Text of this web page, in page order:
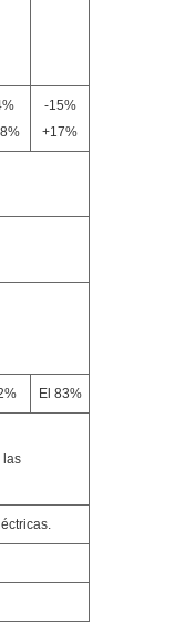
-15%
+17%
El 83%
las